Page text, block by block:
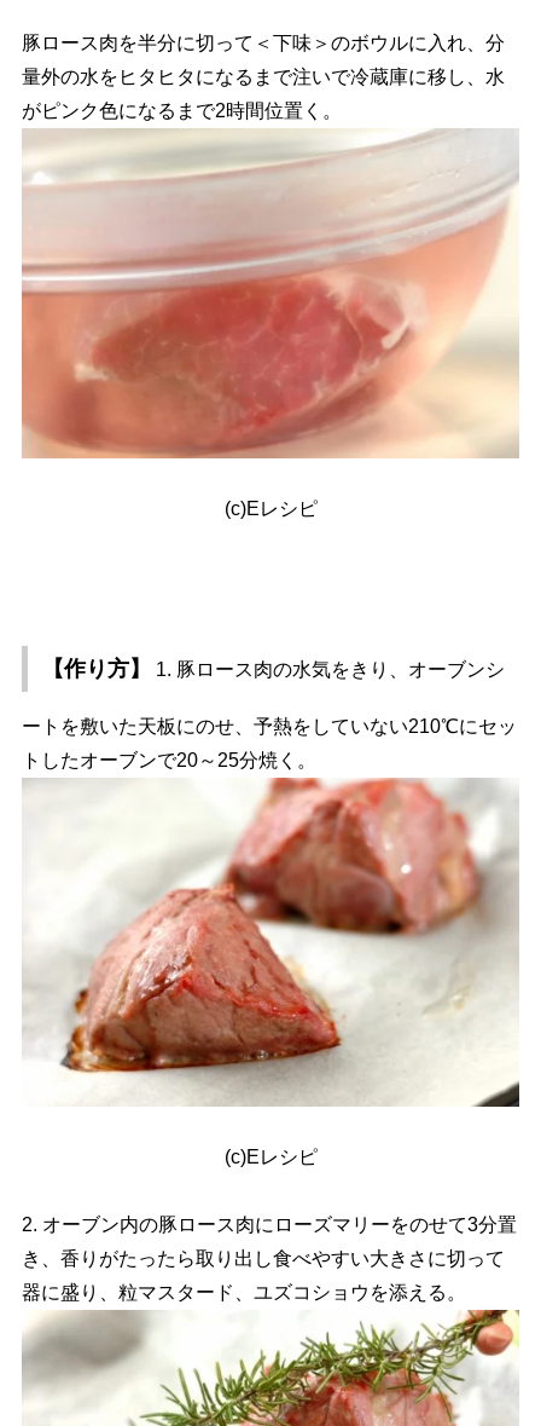
豚ロース肉を半分に切って＜下味＞のボウルに入れ、分
量外の水をヒタヒタになるまで注いで冷蔵庫に移し、水
がピンク色になるまで2時間位置く。
(c)Eレシピ
【作り方】 1. 豚ロース肉の水気をきり、オーブンシ
ートを敷いた天板にのせ、予熱をしていない210℃にセッ
トしたオーブンで20～25分焼く。
(c)Eレシピ
2. オーブン内の豚ロース肉にローズマリーをのせて3分置
き、香りがたったら取り出し食べやすい大きさに切って
器に盛り、粒マスタード、ユズコショウを添える。